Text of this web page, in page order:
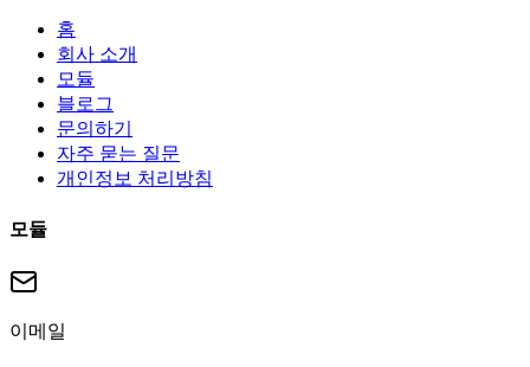
홈
회사 소개
모듈
블로그
문의하기
자주 묻는 질문
개인정보 처리방침
모듈
이메일